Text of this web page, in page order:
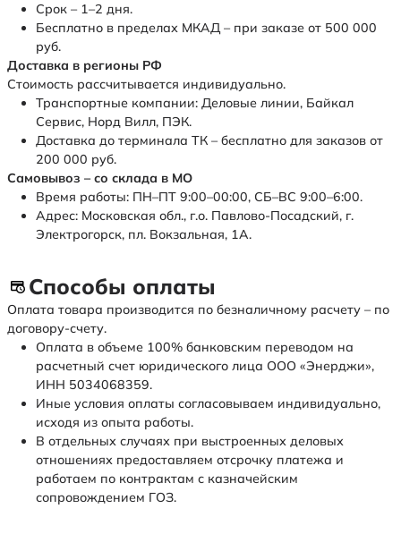
Срок – 1–2 дня.
Бесплатно в пределах МКАД – при заказе от 500 000
руб.
Доставка в регионы РФ
Стоимость рассчитывается индивидуально.
Транспортные компании: Деловые линии, Байкал
Сервис, Норд Вилл, ПЭК.
Доставка до терминала ТК – бесплатно для заказов от
200 000 руб.
Самовывоз – со склада в МО
Время работы: ПН–ПТ 9:00–00:00, СБ–ВС 9:00–6:00.
Адрес: Московская обл., г.о. Павлово-Посадский, г.
Электрогорск, пл. Вокзальная, 1А.
Способы оплаты
Оплата товара производится по безналичному расчету – по
договору-счету.
Оплата в объеме 100% банковским переводом на
расчетный счет юридического лица ООО «Энерджи»,
ИНН 5034068359.
Иные условия оплаты согласовываем индивидуально,
исходя из опыта работы.
В отдельных случаях при выстроенных деловых
отношениях предоставляем отсрочку платежа и
работаем по контрактам с казначейским
сопровождением ГОЗ.